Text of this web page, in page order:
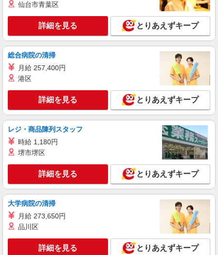
時給：初任者研修1500円/実務者研修1600円/介
護福祉士1650円 ※資格や経験などによる
埼玉県さいたま市西区
キープ 詳細を見る
派遣社員
有料老人ホームでの介護士
時給：初任者研修1350円〜/実務者研修1400
円〜/介護福祉士1450円〜 ※資格や経験などによ
る
埼玉県さいたま市西区
詳細を見る
株式会社kotrio /●SW-S-2007684
西大宮駅／住宅型有料老人ホームSTAFF＊腰
時給1550円〜2312円 ＜交通費全支給(ガソリ
西大宮
仙台市青葉区
詳細を見る とりあえずキープ
総合病院の清掃
月給 257,400円
港区
詳細を見る とりあえずキープ
レジ・商品陳列スタッフ
時給 1,180円
堺市堺区
詳細を見る とりあえずキープ
大学病院の清掃
月給 273,650円
品川区
詳細を見る とりあえずキープ